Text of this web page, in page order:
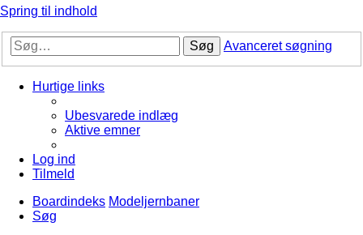
Spring til indhold
Søg Avanceret søgning
Hurtige links
Ubesvarede indlæg
Aktive emner
Log ind
Tilmeld
Boardindeks Modeljernbaner
Søg